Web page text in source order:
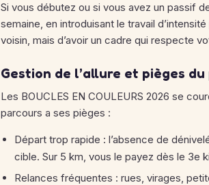
Si vous débutez ou si vous avez un passif
semaine, en introduisant le travail
voisin, mais d’avoir un cadre qui respecte
Gestion de l’allure et pièges
Les BOUCLES EN COULEURS 2026 se
parcours a ses pièges :
Départ trop rapide : l’absence de
cible. Sur 5 km, vous le payez dès le 3e
Relances fréquentes : rues, virages,